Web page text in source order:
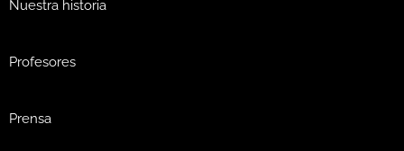
Nuestra historia
Profesores
Prensa